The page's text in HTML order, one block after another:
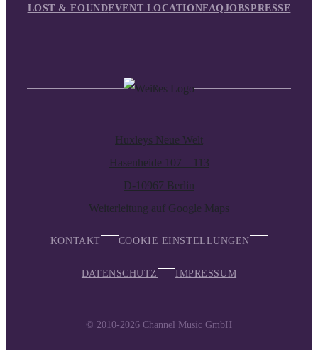
LOST & FOUNDEVENT LOCATIONFAQJOBSPRESSE
Huxleys Neue Welt
Hasenheide 107 – 113
D-10967 Berlin
Weiterleitung auf Google Maps
KONTAKT COOKIE EINSTELLUNGEN
DATENSCHUTZ IMPRESSUM
© 2010-2026 Channel Music GmbH